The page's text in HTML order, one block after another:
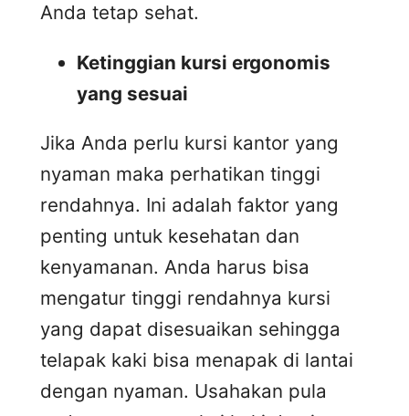
Anda tetap sehat.
Ketinggian kursi ergonomis
yang sesuai
Jika Anda perlu kursi kantor yang
nyaman maka perhatikan tinggi
rendahnya. Ini adalah faktor yang
penting untuk kesehatan dan
kenyamanan. Anda harus bisa
mengatur tinggi rendahnya kursi
yang dapat disesuaikan sehingga
telapak kaki bisa menapak di lantai
dengan nyaman. Usahakan pula